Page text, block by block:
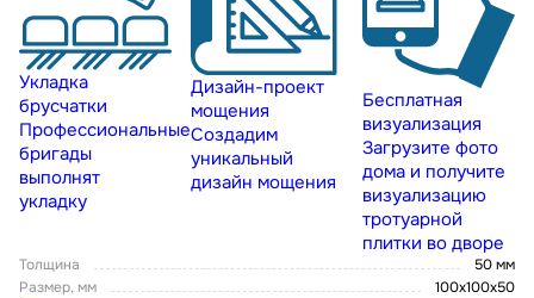
Укладка
брусчатки
Профессиональные
бригады
выполнят
укладку
Дизайн-проект
мощения
Создадим
уникальный
дизайн мощения
Бесплатная
визуализация
Загрузите фото
дома и получите
визуализацию
тротуарной
плитки во дворе
Толщина
50 мм
Размер, мм
100х100х50